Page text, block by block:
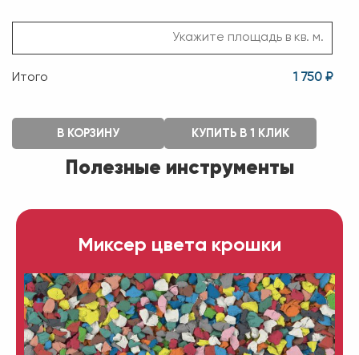
Итого 1 750 ₽
В КОРЗИНУ КУПИТЬ В 1 КЛИК
Полезные инструменты
Миксер цвета крошки